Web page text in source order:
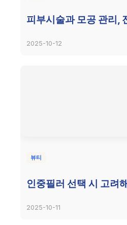
피부시술과 모공 관리,
2025-10-12
뷰티
인중필러 선택 시 고려
2025-10-11